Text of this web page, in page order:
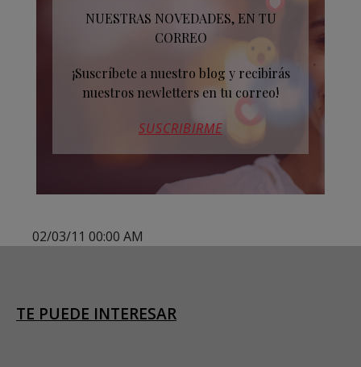
NUESTRAS NOVEDADES, EN TU
CORREO
¡Suscríbete a nuestro blog y recibirás
nuestros newletters en tu correo!
SUSCRIBIRME
02/03/11 00:00 AM
TE PUEDE INTERESAR